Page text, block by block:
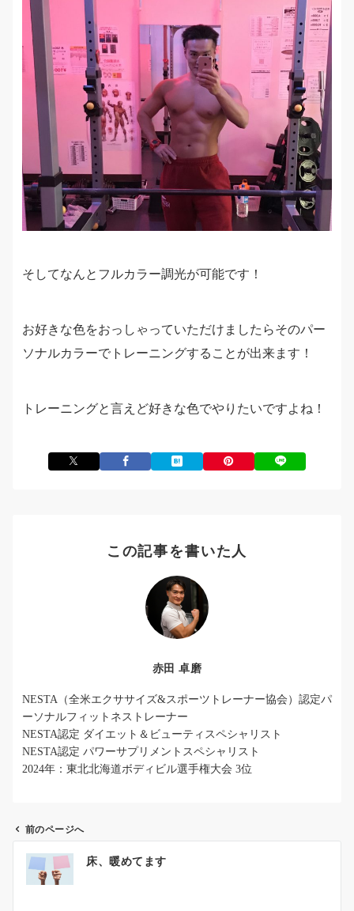
そしてなんとフルカラー調光が可能です！
お好きな色をおっしゃっていただけましたらそのパー
ソナルカラーでトレーニングすることが出来ます！
トレーニングと言えど好きな色でやりたいですよね！
この記事を書いた人
赤田 卓磨
NESTA（全米エクササイズ&スポーツトレーナー協会）認定パ
ーソナルフィットネストレーナー
NESTA認定 ダイエット＆ビューティスペシャリスト
NESTA認定 パワーサプリメントスペシャリスト
2024年：東北北海道ボディビル選手権大会 3位
前のページへ
床、暖めてます